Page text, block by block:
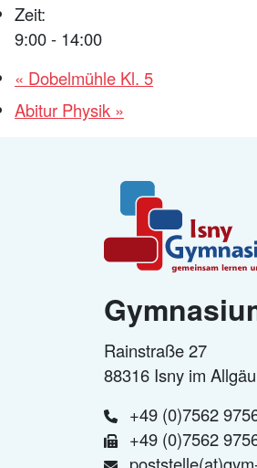
Zeit:
9:00 - 14:00
« Dobelmühle Kl. 5
Abitur Physik »
Rainstraße 27
88316 Isny im Allgäu
+49 (0)7562
+49 (0)7562